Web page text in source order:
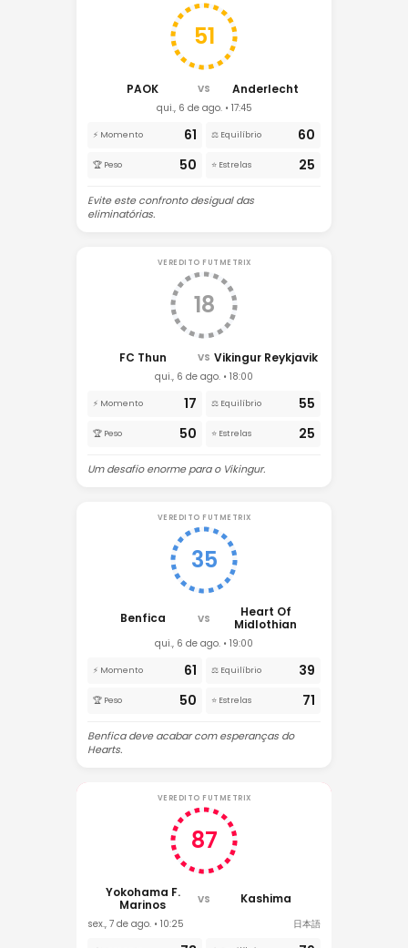
51
PAOK VS Anderlecht
qui., 6 de ago. • 17:45
⚡ Momento 61 ⚖️ Equilíbrio 60
🏆 Peso 50 ⭐ Estrelas 25
Evite este confronto desigual das
eliminatórias.
VEREDITO FUTMETRIX
18
FC Thun VS Vikingur Reykjavik
qui., 6 de ago. • 18:00
⚡ Momento 17 ⚖️ Equilíbrio 55
🏆 Peso 50 ⭐ Estrelas 25
Um desafio enorme para o Vikingur.
VEREDITO FUTMETRIX
35
Benfica VS
Heart Of
Midlothian
qui., 6 de ago. • 19:00
⚡ Momento 61 ⚖️ Equilíbrio 39
🏆 Peso 50 ⭐ Estrelas 71
Benfica deve acabar com esperanças do
Hearts.
VEREDITO FUTMETRIX
87
Yokohama F.
Marinos
VS Kashima
sex., 7 de ago. • 10:25 日本語